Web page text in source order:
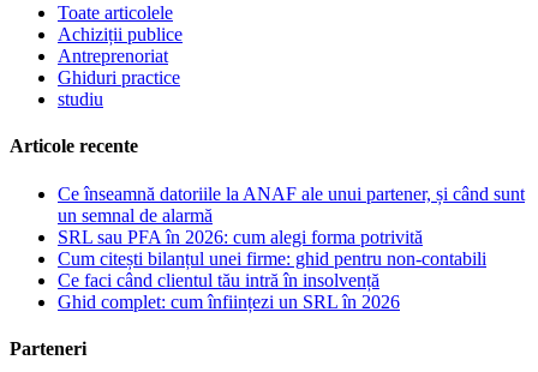
Toate articolele
Achiziții publice
Antreprenoriat
Ghiduri practice
studiu
Articole recente
Ce înseamnă datoriile la ANAF ale unui partener, și când sunt
un semnal de alarmă
SRL sau PFA în 2026: cum alegi forma potrivită
Cum citești bilanțul unei firme: ghid pentru non-contabili
Ce faci când clientul tău intră în insolvență
Ghid complet: cum înființezi un SRL în 2026
Parteneri